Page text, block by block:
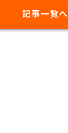
記事一覧へ